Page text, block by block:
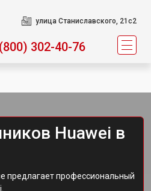
улица Станиславского, 21с2
302-40-76
Huawei в
предлагает профессиональный